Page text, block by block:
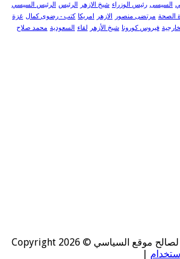
السيسى رئيس الوزراء شيخ الازهر الرئيس الرئيس السيسي
الصحة مرتضى منصور الازهر امريكا كتب - رضوى كمال غزة
فيروس كورونا شيخ الأزهر لقاء السعودية محمد صلاح
كافة الحقوق محفوظة لصالح موقع السياسي © Copyright 2026
|